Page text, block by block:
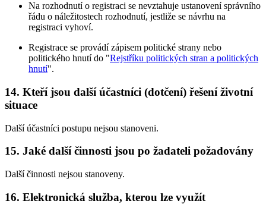
Na rozhodnutí o registraci se nevztahuje ustanovení správního
řádu o náležitostech rozhodnutí, jestliže se návrhu na
registraci vyhoví.
Registrace se provádí zápisem politické strany nebo
politického hnutí do "Rejstříku politických stran a politických
hnutí".
14. Kteří jsou další účastníci (dotčení) řešení životní
situace
Další účastníci postupu nejsou stanoveni.
15. Jaké další činnosti jsou po žadateli požadovány
Další činnosti nejsou stanoveny.
16. Elektronická služba, kterou lze využít